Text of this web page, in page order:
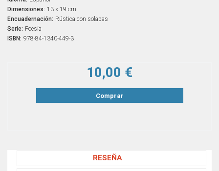
Dimensiones: 13 x 19 cm
Encuadernación: Rústica con solapas
Serie: Poesía
ISBN: 978-84-1340-449-3
10,00 €
Comprar
RESEÑA